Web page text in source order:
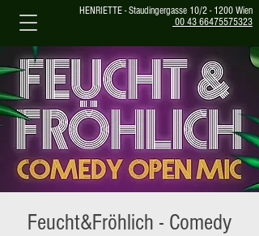
HENRIETTE - Staudingergasse 10/2 - 1200 Wien
00 43 66475575323
Feucht&Fröhlich - Comedy